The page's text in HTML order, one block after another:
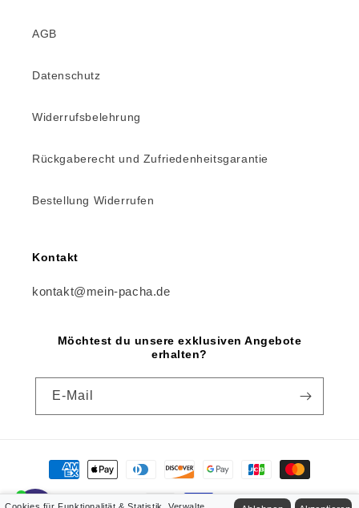
AGB
Datenschutz
Widerrufsbelehrung
Rückgaberecht und Zufriedenheitsgarantie
Bestellung Widerrufen
Kontakt
kontakt@mein-pacha.de
Möchtest du unsere exklusiven Angebote
erhalten?
E-Mail
Zahlungsmethoden